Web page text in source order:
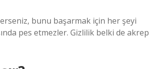
bunu başarmak için her şeyi
pes etmezler. Gizlilik belki de akrep